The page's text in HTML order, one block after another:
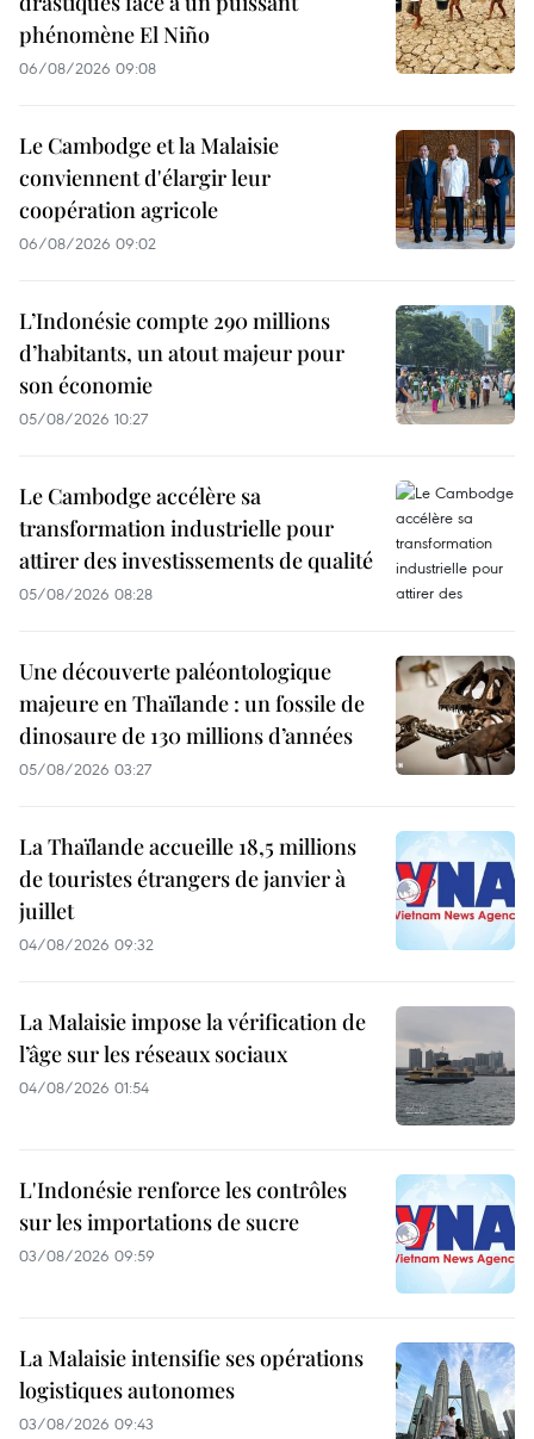
phénomène El Niño
06/08/2026 09:08
Le Cambodge et la Malaisie
conviennent d'élargir leur
coopération agricole
06/08/2026 09:02
L’Indonésie compte 290 millions
d’habitants, un atout majeur pour
son économie
05/08/2026 10:27
Le Cambodge accélère sa
transformation industrielle pour
attirer des investissements de qualité
05/08/2026 08:28
Une découverte paléontologique
majeure en Thaïlande : un fossile de
dinosaure de 130 millions d’années
05/08/2026 03:27
La Thaïlande accueille 18,5 millions
de touristes étrangers de janvier à
juillet
04/08/2026 09:32
La Malaisie impose la vérification de
l’âge sur les réseaux sociaux
04/08/2026 01:54
L'Indonésie renforce les contrôles
sur les importations de sucre
03/08/2026 09:59
La Malaisie intensifie ses opérations
logistiques autonomes
03/08/2026 09:43